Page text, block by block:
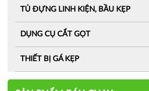
TỦ ĐỰNG LINH KIỆN, BẦU KẸP
DỤNG CỤ CẮT GỌT
THIẾT BỊ GÁ KẸP